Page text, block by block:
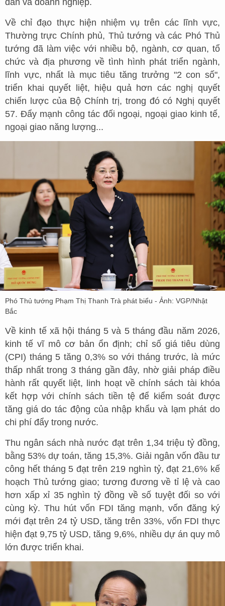
Về chỉ đạo thực hiện nhiệm vụ trên các lĩnh vực,
Thường trực Chính phủ, Thủ tướng và các Phó Thủ
tướng đã làm việc với nhiều bộ, ngành, cơ quan, tổ
chức và địa phương về tình hình phát triển ngành,
lĩnh vực, nhất là mục tiêu tăng trưởng "2 con số",
triển khai quyết liệt, hiệu quả hơn các nghị quyết
chiến lược của Bộ Chính trị, trong đó có Nghị quyết
57. Đẩy mạnh công tác đối ngoại, ngoại giao kinh tế,
ngoại giao năng lượng...
Phó Thủ tướng Phạm Thị Thanh Trà phát biểu - Ảnh: VGP/Nhật
Bắc
Về kinh tế xã hội tháng 5 và 5 tháng đầu năm 2026,
kinh tế vĩ mô cơ bản ổn định; chỉ số giá tiêu dùng
(CPI) tháng 5 tăng 0,3% so với tháng trước, là mức
thấp nhất trong 3 tháng gần đây, nhờ giải pháp điều
hành rất quyết liệt, linh hoạt về chính sách tài khóa
kết hợp với chính sách tiền tệ để kiểm soát được
tăng giá do tác động của nhập khẩu và lạm phát do
chi phí đẩy trong nước.
Thu ngân sách nhà nước đạt trên 1,34 triệu tỷ đồng,
bằng 53% dự toán, tăng 15,3%. Giải ngân vốn đầu tư
công hết tháng 5 đạt trên 219 nghìn tỷ, đạt 21,6% kế
hoạch Thủ tướng giao; tương đương về tỉ lệ và cao
hơn xấp xỉ 35 nghìn tỷ đồng về số tuyệt đối so với
cùng kỳ. Thu hút vốn FDI tăng mạnh, vốn đăng ký
mới đạt trên 24 tỷ USD, tăng trên 33%, vốn FDI thực
hiện đạt 9,75 tỷ USD, tăng 9,6%, nhiều dự án quy mô
lớn được triển khai.